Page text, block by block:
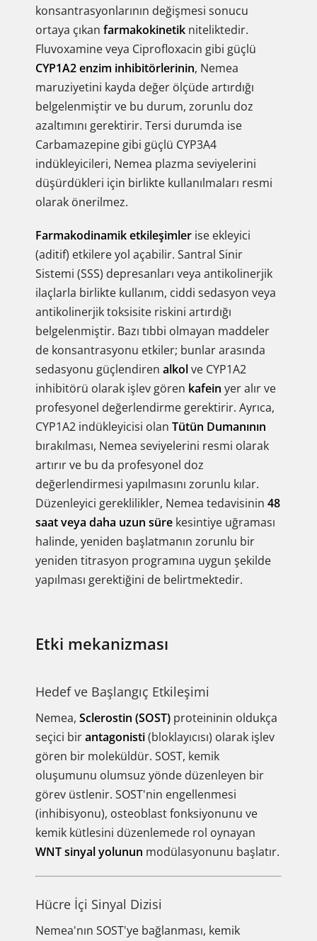
konsantrasyonlarının değişmesi sonucu
ortaya çıkan farmakokinetik niteliktedir.
Fluvoxamine veya Ciprofloxacin gibi güçlü
CYP1A2 enzim inhibitörlerinin, Nemea
maruziyetini kayda değer ölçüde artırdığı
belgelenmiştir ve bu durum, zorunlu doz
azaltımını gerektirir. Tersi durumda ise
Carbamazepine gibi güçlü CYP3A4
indükleyicileri, Nemea plazma seviyelerini
düşürdükleri için birlikte kullanılmaları resmi
olarak önerilmez.
Farmakodinamik etkileşimler ise ekleyici
(aditif) etkilere yol açabilir. Santral Sinir
Sistemi (SSS) depresanları veya antikolinerjik
ilaçlarla birlikte kullanım, ciddi sedasyon veya
antikolinerjik toksisite riskini artırdığı
belgelenmiştir. Bazı tıbbi olmayan maddeler
de konsantrasyonu etkiler; bunlar arasında
sedasyonu güçlendiren alkolve CYP1A2
inhibitörü olarak işlev gören kafein yer alır ve
profesyonel değerlendirme gerektirir. Ayrıca,
CYP1A2 indükleyicisi olan Tütün Dumanının
bırakılması, Nemea seviyelerini resmi olarak
artırır ve bu da profesyonel doz
değerlendirmesi yapılmasını zorunlu kılar.
Düzenleyici gereklilikler, Nemea tedavisinin 48
saat veya daha uzun süre kesintiye uğraması
halinde, yeniden başlatmanın zorunlu bir
yeniden titrasyon programına uygun şekilde
yapılması gerektiğini de belirtmektedir.
Etki mekanizması
Hedef ve Başlangıç Etkileşimi
Nemea, Sclerostin (SOST) proteininin oldukça
seçici birantagonisti(bloklayıcısı) olarak işlev
gören bir moleküldür. SOST, kemik
oluşumunu olumsuz yönde düzenleyen bir
görev üstlenir. SOST'nin engellenmesi
(inhibisyonu), osteoblast fonksiyonunu ve
kemik kütlesini düzenlemede rol oynayan
WNT sinyal yolunun modülasyonunu başlatır.
Hücre İçi Sinyal Dizisi
Nemea'nın SOST'ye bağlanması, kemik